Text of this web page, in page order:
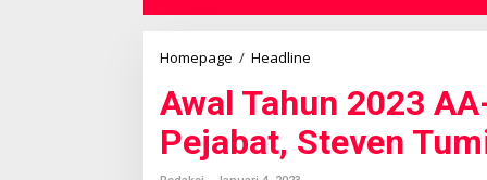
Homepage / Headline
a
l
T
a
Awal Tahun 2023
Pejabat, Steven